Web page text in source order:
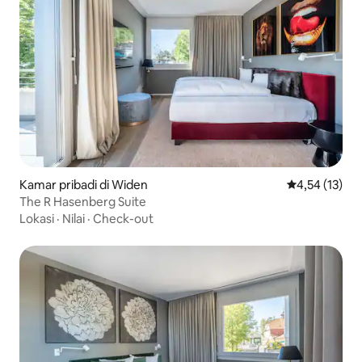
Kamar pribadi di Widen Nilai rata-
4,54 (13)
The R Hasenberg Suite
Lokasi · Nilai · Check-out